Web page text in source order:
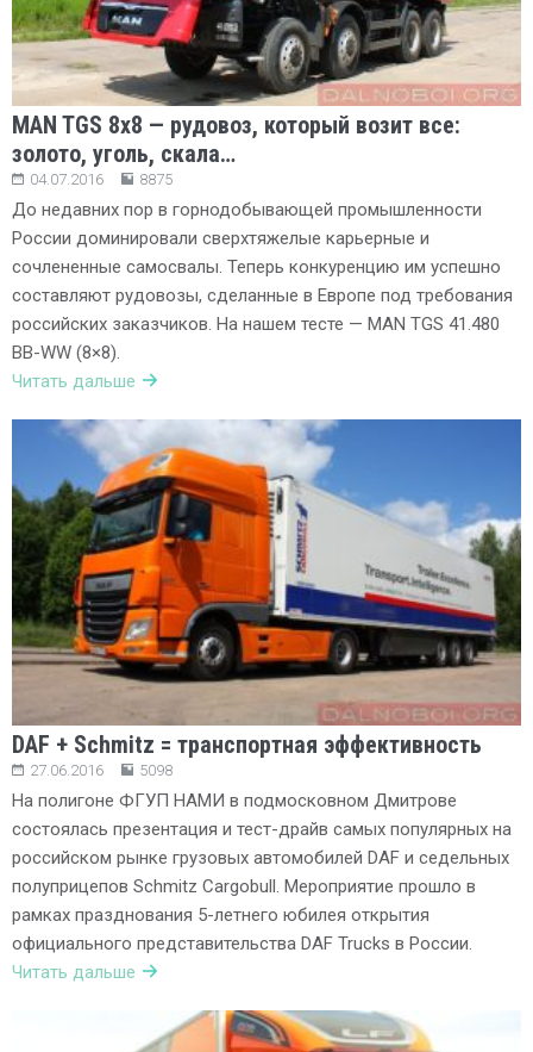
MAN TGS 8х8 — рудовоз, который возит все:
золото, уголь, скала…
04.07.2016 8875
До недавних пор в горнодобывающей промышленности
России доминировали сверхтяжелые карьерные и
сочлененные самосвалы. Теперь конкуренцию им успешно
составляют рудовозы, сделанные в Европе под требования
российских заказчиков. На нашем тесте — MAN TGS 41.480
BB-WW (8×8).
Читать дальше
DAF + Schmitz = транспортная эффективность
27.06.2016 5098
На полигоне ФГУП НАМИ в подмосковном Дмитрове
состоялась презентация и тест-драйв самых популярных на
российском рынке грузовых автомобилей DAF и седельных
полуприцепов Schmitz Cargobull. Мероприятие прошло в
рамках празднования 5-летнего юбилея открытия
официального представительства DAF Trucks в России.
Читать дальше